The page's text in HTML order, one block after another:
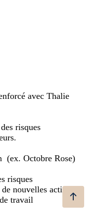
avec Thalie
risques
(ex. Octobre Rose)
risques
nouvelles actions
travail